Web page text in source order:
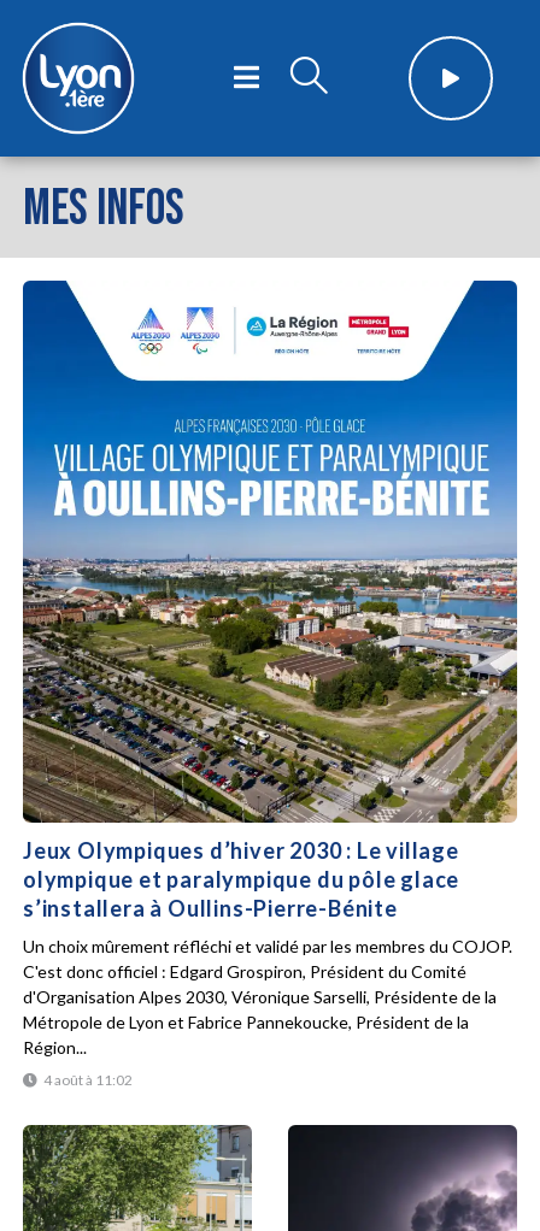
MES INFOS
Jeux Olympiques d’hiver 2030 : Le village
olympique et paralympique du pôle glace
s’installera à Oullins-Pierre-Bénite
4 août à 11:02
Un choix mûrement réfléchi et validé par les membres du COJOP.
C'est donc officiel : Edgard Grospiron, Président du Comité
d'Organisation Alpes 2030, Véronique Sarselli, Présidente de la
Métropole de Lyon et Fabrice Pannekoucke, Président de la
Région...